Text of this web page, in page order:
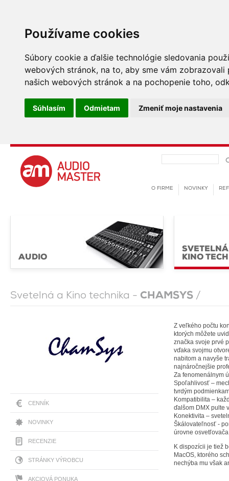
Používame cookies
Súbory cookie a ďalšie technológie sledovania
webových stránok, na to, aby sme vám
našich webových stránok a na pochopenie toho,
Súhlasím Odmietam Zmeniť moje nastavenia
AUDIO
SVETELNÁ
KINO
Svetelná a Kino technika - CHAMSYS /
CENNÍK
NOVINKY
RECENZIE
STRÁNKY VÝROBCU
AKCIOVÁ PONUKA
Z veľkého počtu
ktorých môžete
značka svoje prvé
vďaka svojmu
nabitom a navyše
najnáročnejšie
Za fenomenálnym
Spoľahlivosť –
tvrdým
Kompatibilita –
ďalšom DMX pulte
Konektivita –
Škálovateľnosť -
úrovne
K dispozícii je tiež
MacOS, ktorého
nechýba mu však
NOVINKY
O FIRME